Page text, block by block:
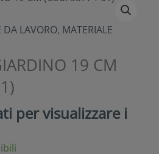
DA LAVORO, MATERIALE
19 CM
per visualizzare i